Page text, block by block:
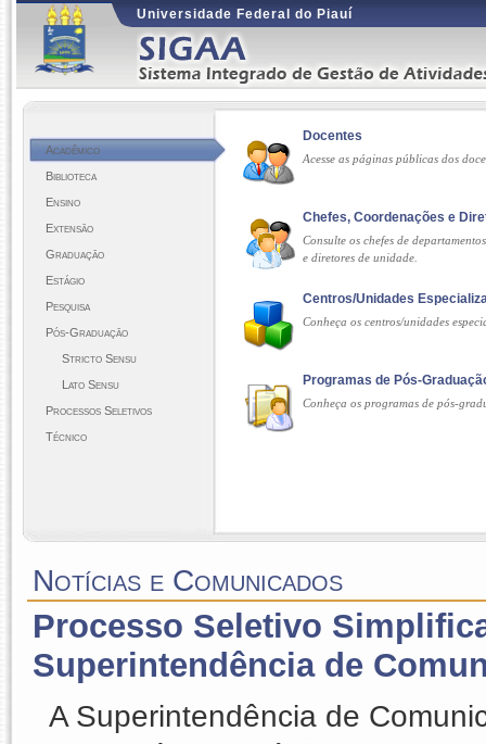
Universidade Federal do Piauí
Acadêmico
Biblioteca
Ensino
Extensão
Graduação
Estágio
Pesquisa
Pós-Graduação
Stricto Sensu
Lato Sensu
Processos Seletivos
Técnico
Docentes
Acesse as páginas públicas dos
Chefes, Coordenações e
Consulte os chefes de
e diretores de unidade.
Centros/Unidades
Conheça os centros/unidades
Programas de Pós-
Conheça os programas de pós-
Notícias e Comunicados
Processo Seletivo
Superintendência de
A Superintendência de